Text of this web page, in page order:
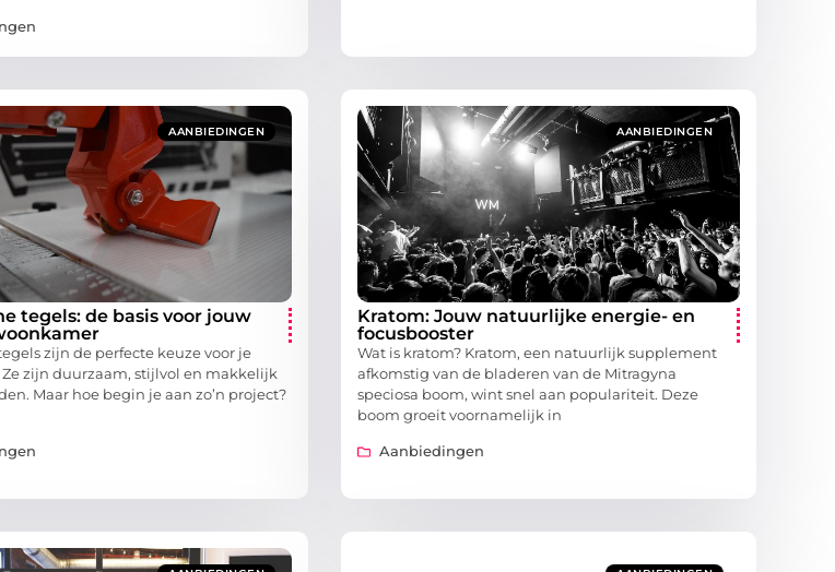
AANBIEDINGEN
tegels: de basis voor jouw
zijn de perfecte keuze voor je
zijn duurzaam, stijlvol en makkelijk
Maar hoe begin je aan zo’n project?
AANBIEDINGEN
Kratom: Jouw natuurlijke energie- en
focusbooster
Wat is kratom? Kratom, een natuurlijk supplement
afkomstig van de bladeren van de Mitragyna
speciosa boom, wint snel aan populariteit. Deze
boom groeit voornamelijk in
Aanbiedingen